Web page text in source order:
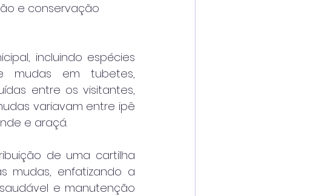
e conservação
incluindo espécies
mudas em tubetes,
entre os visitantes,
variavam entre ipê
e araçá.
de uma cartilha
mudas, enfatizando a
e manutenção